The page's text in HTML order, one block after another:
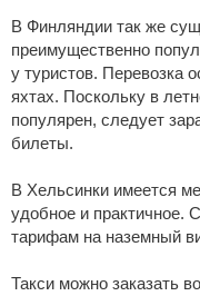
В Финляндии так же
преимущественно
у туристов. Перевозка
яхтах. Поскольку в
популярен, следует
билеты.
В Хельсинки имеется
удобное и практичное.
тарифам на наземный
Такси можно заказать